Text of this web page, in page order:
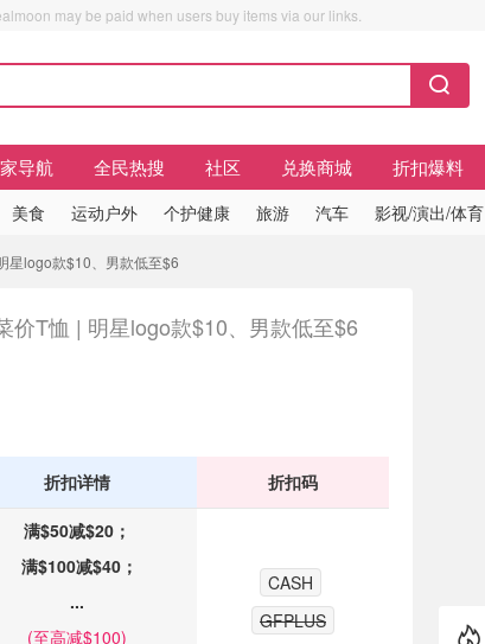
may be paid when users buy items via our links.
导航 全民热搜 社区 兑换商城 折扣爆料
美食 运动户外 个护健康 旅游 汽车 影视/演出/体育
星logo款$10、男款低至$6
价T恤 | 明星logo款$10、男款低至$6
折扣详情 折扣码
满$50减$20；
满$100减$40；
...
(至高减$100)
CASH
GFPLUS